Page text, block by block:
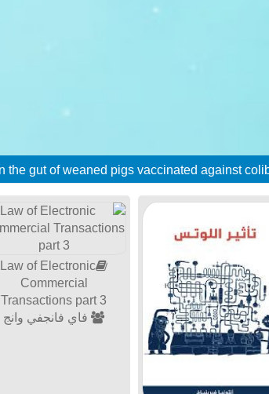
Law of Electronic
Commercial
Transactions part 3
فاي فانجفي وانج